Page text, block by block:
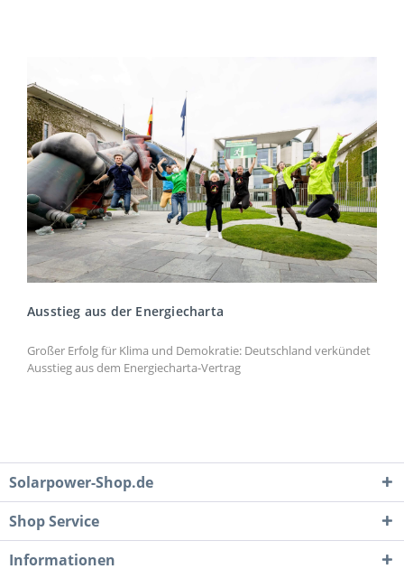
Ausstieg aus der Energiecharta
Großer Erfolg für Klima und Demokratie: Deutschland verkündet
Ausstieg aus dem Energiecharta-Vertrag
Solarpower-Shop.de
Shop Service
Informationen